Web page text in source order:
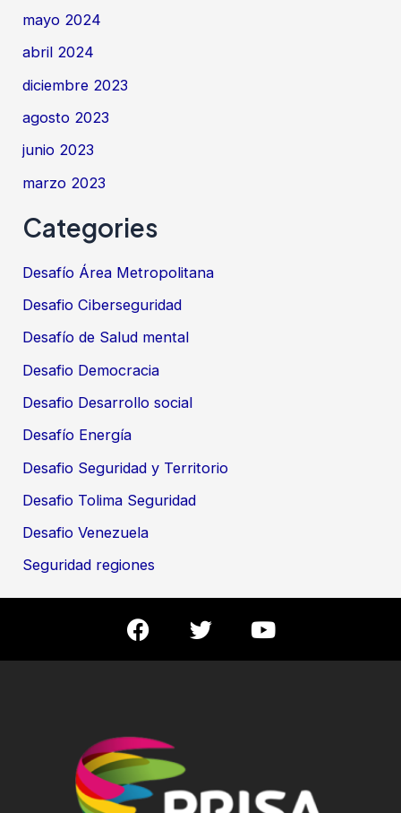
mayo 2024
abril 2024
diciembre 2023
agosto 2023
junio 2023
marzo 2023
Categories
Desafío Área Metropolitana
Desafio Ciberseguridad
Desafío de Salud mental
Desafio Democracia
Desafio Desarrollo social
Desafío Energía
Desafio Seguridad y Territorio
Desafio Tolima Seguridad
Desafio Venezuela
Seguridad regiones
F
a
c
o
k
T
w
i
Y
o
u